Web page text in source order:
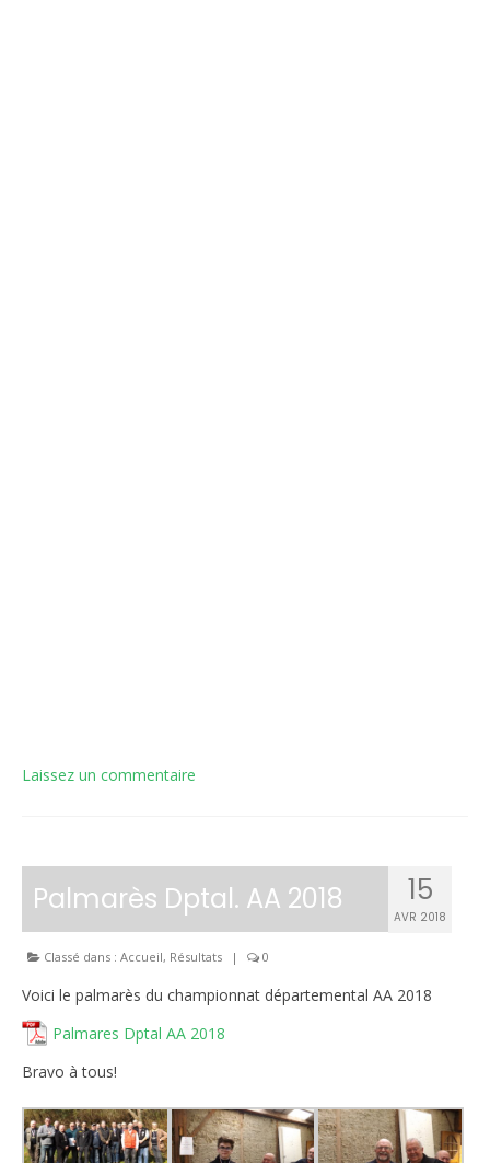
Laissez un commentaire
15
AVR 2018
Palmarès Dptal. AA 2018
Classé dans : Accueil, Résultats | 0
Voici le palmarès du championnat départemental AA 2018
Palmares Dptal AA 2018
Bravo à tous!